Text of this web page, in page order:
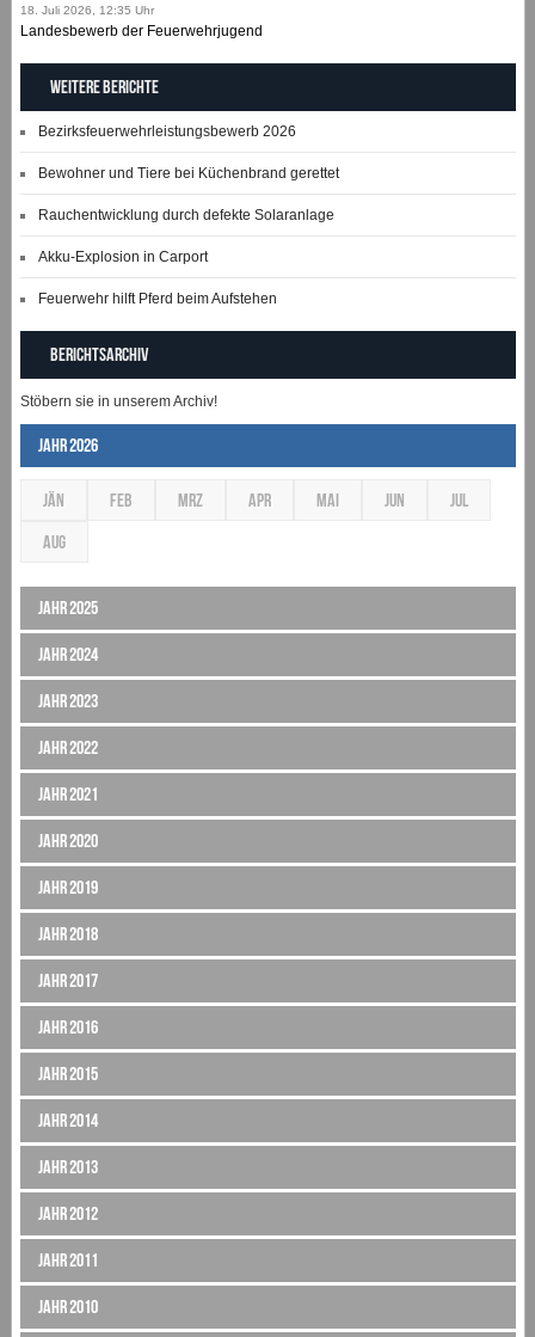
18. Juli 2026, 12:35 Uhr
Landesbewerb der Feuerwehrjugend
Weitere Berichte
Bezirksfeuerwehrleistungsbewerb 2026
Bewohner und Tiere bei Küchenbrand gerettet
Rauchentwicklung durch defekte Solaranlage
Akku-Explosion in Carport
Feuerwehr hilft Pferd beim Aufstehen
Berichtsarchiv
Stöbern sie in unserem Archiv!
Jahr 2026
JÄN FEB MRZ APR MAI JUN JUL
AUG
Jahr 2025
Jahr 2024
Jahr 2023
Jahr 2022
Jahr 2021
Jahr 2020
Jahr 2019
Jahr 2018
Jahr 2017
Jahr 2016
Jahr 2015
Jahr 2014
Jahr 2013
Jahr 2012
Jahr 2011
Jahr 2010